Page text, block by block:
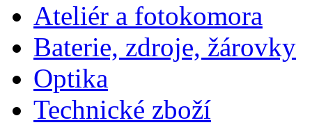
Ateliér a fotokomora
Baterie, zdroje, žárovky
Optika
Technické zboží